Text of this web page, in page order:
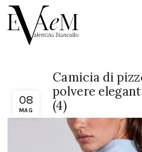
08
MAG
Camicia di
polvere
(4)